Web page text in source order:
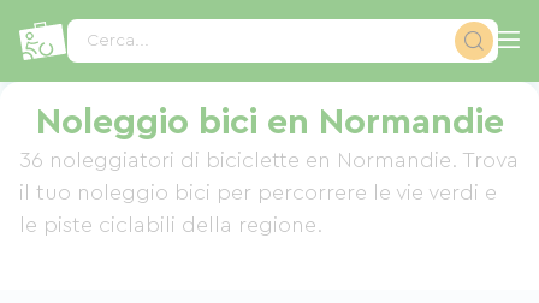
Cerca...
Noleggio bici en Normandie
36 noleggiatori di biciclette en Normandie. Trova
il tuo noleggio bici per percorrere le vie verdi e
le piste ciclabili della regione.
Pannello di gestione dei cookies